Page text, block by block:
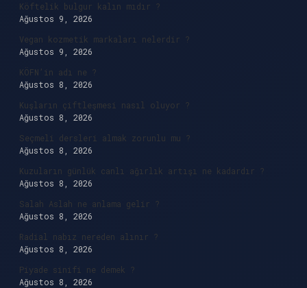
Köftelik bulgur kalın mıdır ?
Ağustos 9, 2026
Vegan kozmetik markaları nelerdir ?
Ağustos 9, 2026
KÖFN’in adı ne ?
Ağustos 8, 2026
Kuşların çiftleşmesi nasıl oluyor ?
Ağustos 8, 2026
Seçmeli dersleri almak zorunlu mu ?
Ağustos 8, 2026
Kuzuların günlük canlı ağırlık artışı ne kadardır ?
Ağustos 8, 2026
Salah Aslah ne anlama gelir ?
Ağustos 8, 2026
Radial nabız nereden alınır ?
Ağustos 8, 2026
Piyade sinifi ne demek ?
Ağustos 8, 2026